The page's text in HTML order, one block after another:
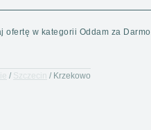
ofertę w kategorii Oddam za Darmo
Szczecin Krzekowo